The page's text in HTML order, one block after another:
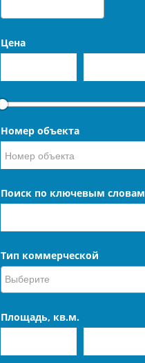
Цена
Номер объекта
Поиск по ключевым словам
Тип коммерческой
Площадь, кв.м.